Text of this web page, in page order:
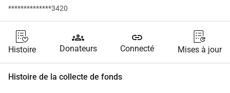
**************3420
Histoire
groups
Donateurs
link
Connecté Mises à jour
Histoire de la collecte de fonds